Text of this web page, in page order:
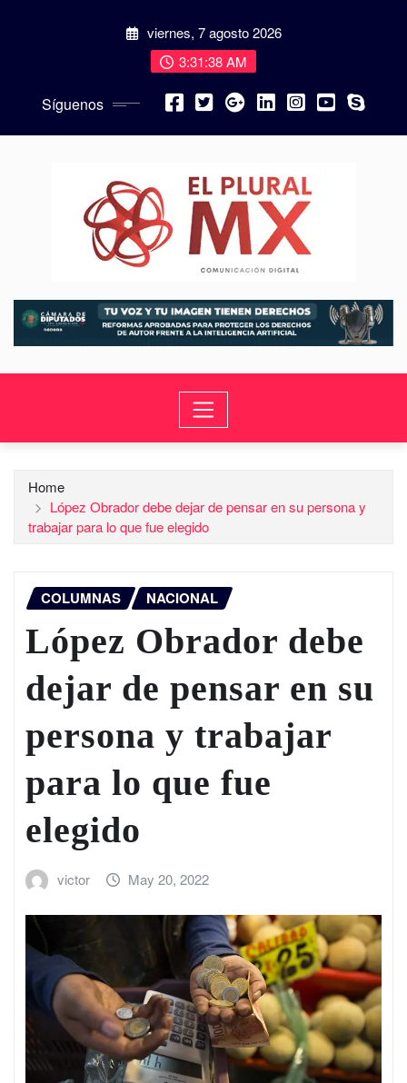
viernes, 7 agosto 2026
3:31:40 AM
Síguenos
Home
López Obrador debe dejar de pensar en su persona y
trabajar para lo que fue elegido
COLUMNAS NACIONAL
López Obrador debe
dejar de pensar en su
persona y trabajar
para lo que fue
elegido
victor May 20, 2022